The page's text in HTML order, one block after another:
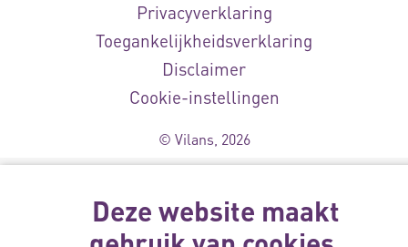
Privacyverklaring
Toegankelijkheidsverklaring
Disclaimer
Cookie-instellingen
© Vilans, 2026
Deze website maakt